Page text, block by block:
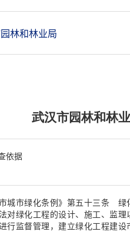
林和林业局
武汉市园林和林
依据
市城市绿化条例》第五十三条 绿
对绿化工程的设计、施工、监理
行监督管理，建立绿化工程建设